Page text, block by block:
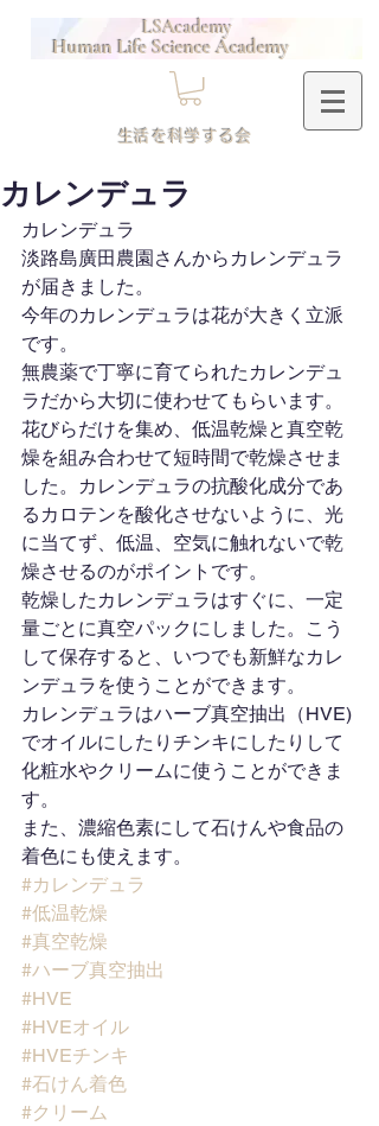
Human Life Science Academy
LSAcademy
​生活を科学する会
カレンデュラ
カレンデュラ
淡路島廣田農園さんからカレンデュラ
が届きました。
今年のカレンデュラは花が大きく立派
です。
無農薬で丁寧に育てられたカレンデュ
ラだから大切に使わせてもらいます。
花びらだけを集め、低温乾燥と真空乾
燥を組み合わせて短時間で乾燥させま
した。カレンデュラの抗酸化成分であ
るカロテンを酸化させないように、光
に当てず、低温、空気に触れないで乾
燥させるのがポイントです。
乾燥したカレンデュラはすぐに、一定
量ごとに真空パックにしました。こう
して保存すると、いつでも新鮮なカレ
ンデュラを使うことができます。
カレンデュラはハーブ真空抽出（HVE)
でオイルにしたりチンキにしたりして
化粧水やクリームに使うことができま
す。
また、濃縮色素にして石けんや食品の
着色にも使えます。
#カレンデュラ
#低温乾燥
#真空乾燥
#ハーブ真空抽出
#HVE
#HVEオイル
#HVEチンキ
#石けん着色
#クリーム